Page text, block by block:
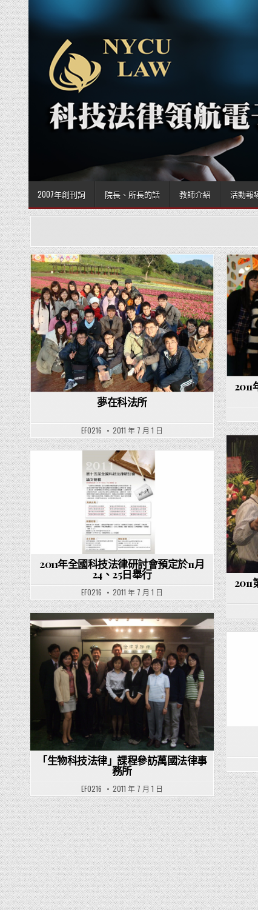
Skip to content
2007年創刊詞 院長、所長的話 教師介紹 活動報
Posted in
夢在科法所
EF0216 2011 年 7 月 1 日
Posted in
2011年全國科技法律研討會預定於11月
24、25日舉行
EF0216 2011 年 7 月 1 日
Posted in
「生物科技法律」課程參訪萬國法律事
務所
EF0216 2011 年 7 月 1 日